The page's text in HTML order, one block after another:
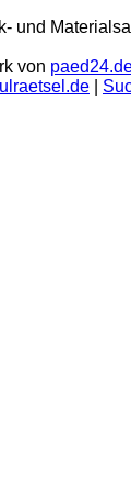
und
von